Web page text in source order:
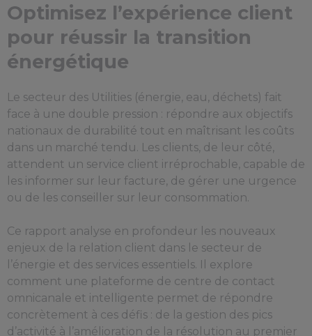
Optimisez l’expérience client
pour réussir la transition
énergétique
Le secteur des Utilities (énergie, eau, déchets) fait
face à une double pression : répondre aux objectifs
nationaux de durabilité tout en maîtrisant les coûts
dans un marché tendu. Les clients, de leur côté,
attendent un service client irréprochable, capable de
les informer sur leur facture, de gérer une urgence
ou de les conseiller sur leur consommation.
Ce rapport analyse en profondeur les nouveaux
enjeux de la relation client dans le secteur de
l’énergie et des services essentiels. Il explore
comment une plateforme de centre de contact
omnicanale et intelligente permet de répondre
concrètement à ces défis : de la gestion des pics
d’activité à l’amélioration de la résolution au premier